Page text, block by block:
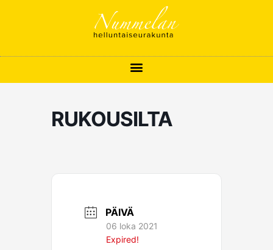
RUKOUSILTA
PÄIVÄ
06 loka 2021
Expired!